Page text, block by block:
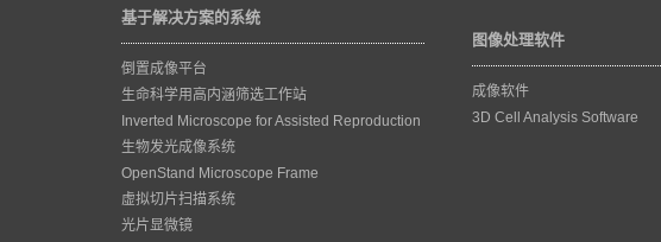
基于解决方案的系统
倒置成像平台
生命科学用高内涵筛选工作站
Inverted Microscope for Assisted Reproduction
生物发光成像系统
OpenStand Microscope Frame
虚拟切片扫描系统
光片显微镜
图像处理软件
成像软件
3D Cell Analysis Software